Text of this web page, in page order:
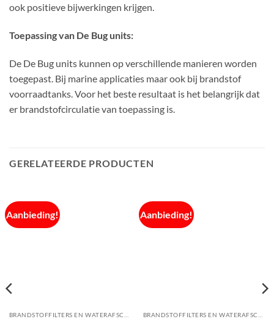
ook positieve bijwerkingen krijgen.
Toepassing van De Bug units:
De De Bug units kunnen op verschillende manieren worden
toegepast. Bij marine applicaties maar ook bij brandstof
voorraadtanks. Voor het beste resultaat is het belangrijk dat
er brandstofcirculatie van toepassing is.
GERELATEERDE PRODUCTEN
Aanbieding! Aanbieding!